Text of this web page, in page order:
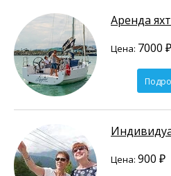
Аренда
Цена: 7000 ₽
Цена: 900 ₽